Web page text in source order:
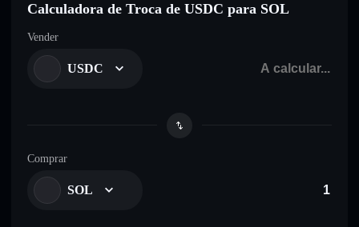
Calculadora de Troca de USDC para SOL
Vender
USDC
Comprar
SOL